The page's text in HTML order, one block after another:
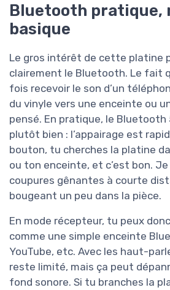
Bluetooth pratique,
basique
Le gros intérêt de cette platine
clairement le Bluetooth. Le fait
fois recevoir le son d’un
du vinyle vers une enceinte ou
pensé. En pratique, le Bluetooth
plutôt bien : l’appairage est
bouton, tu cherches la platine
ou ton enceinte, et c’est bon. Je
coupures gênantes à courte
bougeant un peu dans la pièce.
En mode récepteur, tu peux
comme une simple enceinte
YouTube, etc. Avec les haut-
reste limité, mais ça peut
fond sonore. Si tu branches la